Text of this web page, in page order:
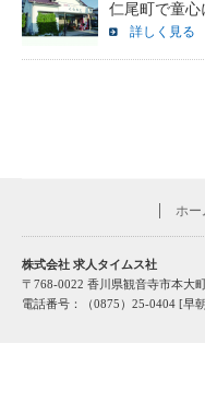
仁尾町で童心
詳しく見る
ホー
株式会社 求人タイムス社
〒768-0022 香川県観音寺市本大
電話番号：（0875）25-0404 [早